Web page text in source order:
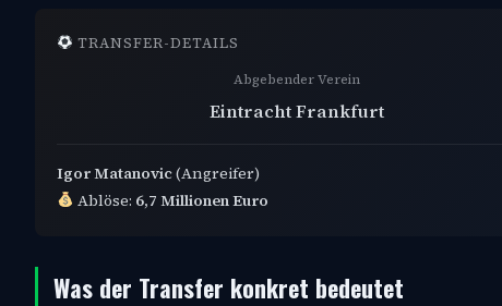
TRANSFER-DETAILS
Abgebender Verein
Eintracht Frankfurt
Igor Matanovic(Angreifer)
Ablöse: 6,7 Millionen Euro
Was der Transfer konkret bedeutet